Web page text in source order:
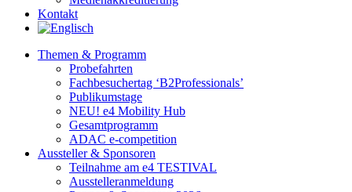
Kontakt
Themen & Programm
Probefahrten
Fachbesuchertag ‘B2Professionals’
Publikumstage
NEU! e4 Mobility Hub
Gesamtprogramm
ADAC e-competition
Aussteller & Sponsoren
Teilnahme am e4 TESTIVAL
Ausstelleranmeldung